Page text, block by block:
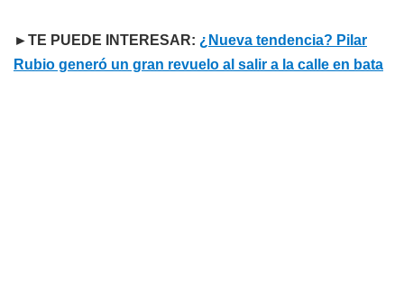
►TE PUEDE INTERESAR: ¿Nueva tendencia? Pilar
Rubio generó un gran revuelo al salir a la calle en bata